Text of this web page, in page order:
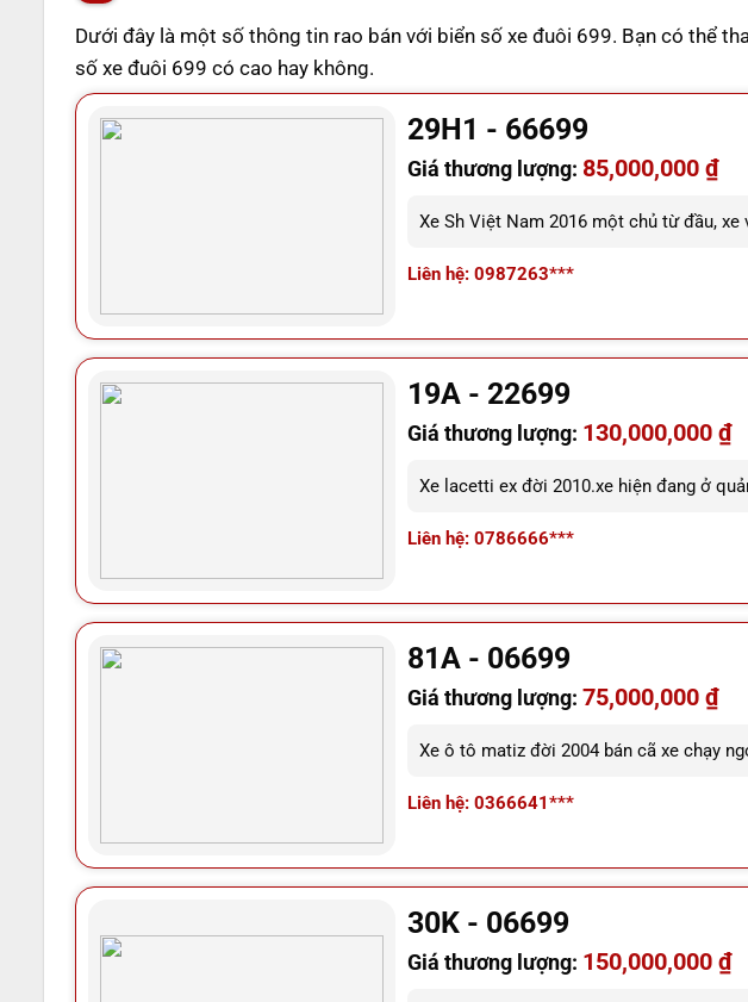
Dưới đây là một số thông tin rao bán với biển số xe đuôi 699. Bạn có thể
số xe đuôi 699 có cao hay không.
29H1 - 66699
Giá thương lượng: 85,000,000 ₫
Xe Sh Việt Nam 2016 một chủ từ đầu,
Liên hệ: 0987263***
19A - 22699
Giá thương lượng: 130,000,000 ₫
Xe lacetti ex đời 2010.xe hiện đang ở
Liên hệ: 0786666***
81A - 06699
Giá thương lượng:75,000,000 ₫
Xe ô tô matiz đời 2004 bán cã xe chạy
Liên hệ: 0366641***
30K - 06699
Giá thương lượng: 150,000,000 ₫